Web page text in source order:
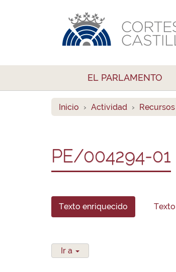
EL PARLAMENTO
Inicio Actividad
PE/004294-01
Texto enriquecido
Ir a